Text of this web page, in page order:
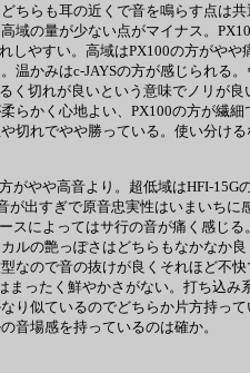
ちらも耳の近くで音を鳴らす点は
域の量が少ない点がマイナス。
しやすい。高域はPX100の方がや
温かみはc-JAYSの方が感じられる
く切れが良いという意味でノリが
らかく心地よい、PX100の方が繊
切れでやや勝っている。使い分け
がやや高音より。超低域はHFI-
が出すぎで原音忠実性はいまいち
スによってはサ行の音が痛く感じ
ルの艶っぽさはどちらもなかなか
なので音の抜けが良くそれほど不
まったく鮮やかさがない。打ち込
り似ているのでどちらか片方持っ
音場感を持っているのは確か。